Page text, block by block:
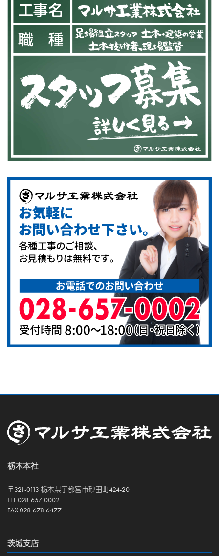
栃木本社
〒321-0113 栃木県宇都宮市砂田町424-20
TEL.028-657-0002
FAX.028-678-6477
茨城支店